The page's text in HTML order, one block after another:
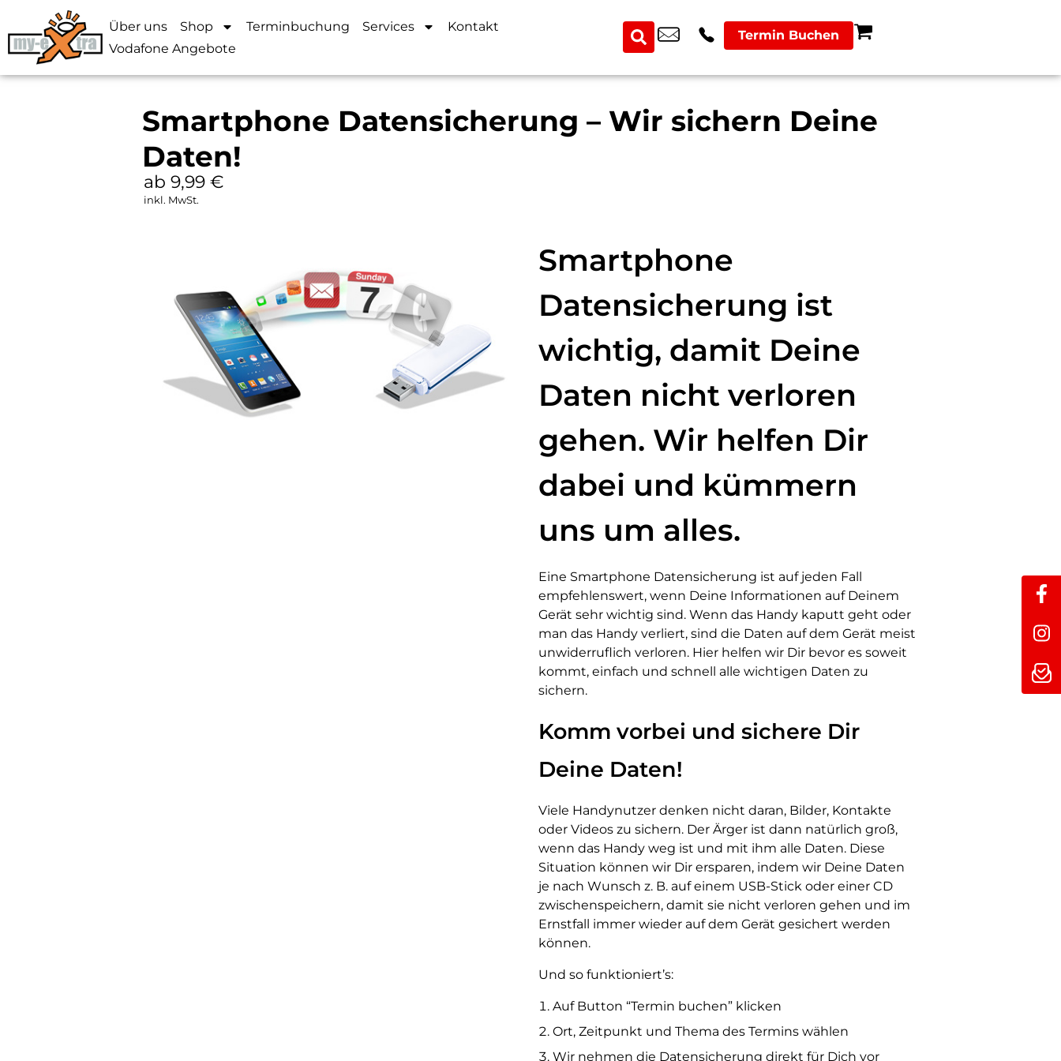
Über uns Shop Terminbuchung Services
Kontakt
Vodafone Angebote
Termin Buchen
Smartphone Datensicherung – Wir sichern Deine
Daten!
ab 9,99 €
inkl. MwSt.
Smartphone
Datensicherung ist
wichtig, damit Deine
Daten nicht verloren
gehen. Wir helfen Dir
dabei und kümmern
uns um alles.
Eine Smartphone Datensicherung ist auf jeden Fall
empfehlenswert, wenn Deine Informationen auf Deinem
Gerät sehr wichtig sind. Wenn das Handy kaputt geht oder
man das Handy verliert, sind die Daten auf dem Gerät meist
unwiderruflich verloren. Hier helfen wir Dir bevor es soweit
kommt, einfach und schnell alle wichtigen Daten zu
sichern.
Komm vorbei und sichere Dir
Deine Daten!
Viele Handynutzer denken nicht daran, Bilder, Kontakte
oder Videos zu sichern. Der Ärger ist dann natürlich groß,
wenn das Handy weg ist und mit ihm alle Daten. Diese
Situation können wir Dir ersparen, indem wir Deine Daten
je nach Wunsch z. B. auf einem USB-Stick oder einer CD
zwischenspeichern, damit sie nicht verloren gehen und im
Ernstfall immer wieder auf dem Gerät gesichert werden
können.
Und so funktioniert’s:
Auf Button “Termin buchen” klicken
Ort, Zeitpunkt und Thema des Termins wählen
Wir nehmen die Datensicherung direkt für Dich vor